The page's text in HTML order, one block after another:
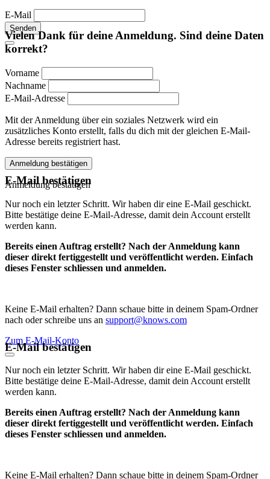
E-Mail
Senden
Vielen Dank für deine Anmeldung. Sind deine Daten
korrekt?
Vorname
Nachname
E-Mail-Adresse
Mit der Anmeldung über ein soziales Netzwerk wird ein
zusätzliches Konto erstellt, falls du dich mit der gleichen E-Mail-
Adresse bereits registriert hast.
Anmeldung bestätigen
Anmeldung bestätigen
E-Mail bestätigen
Nur noch ein letzter Schritt. Wir haben dir eine E-Mail geschickt.
Bitte bestätige deine E-Mail-Adresse, damit dein Account erstellt
werden kann.
Bereits einen Auftrag erstellt? Nach der Anmeldung kann
dieser direkt fertiggestellt und veröffentlicht werden. Einfach
dieses Fenster schliessen und anmelden.
Keine E-Mail erhalten? Dann schaue bitte in deinem Spam-Ordner
nach oder schreibe uns an support@knows.com
Zum E-Mail-Konto
E-Mail bestätigen
Nur noch ein letzter Schritt. Wir haben dir eine E-Mail geschickt.
Bitte bestätige deine E-Mail-Adresse, damit dein Account erstellt
werden kann.
Bereits einen Auftrag erstellt? Nach der Anmeldung kann
dieser direkt fertiggestellt und veröffentlicht werden. Einfach
dieses Fenster schliessen und anmelden.
Keine E-Mail erhalten? Dann schaue bitte in deinem Spam-Ordner